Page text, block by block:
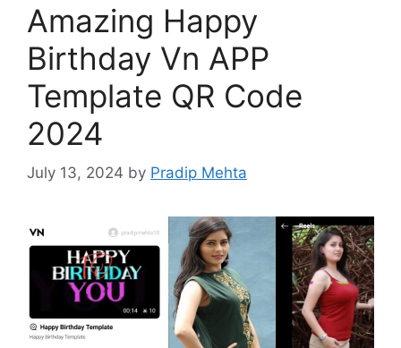
Amazing Happy
Birthday Vn APP
Template QR Code
2024
July 13, 2024 by Pradip Mehta